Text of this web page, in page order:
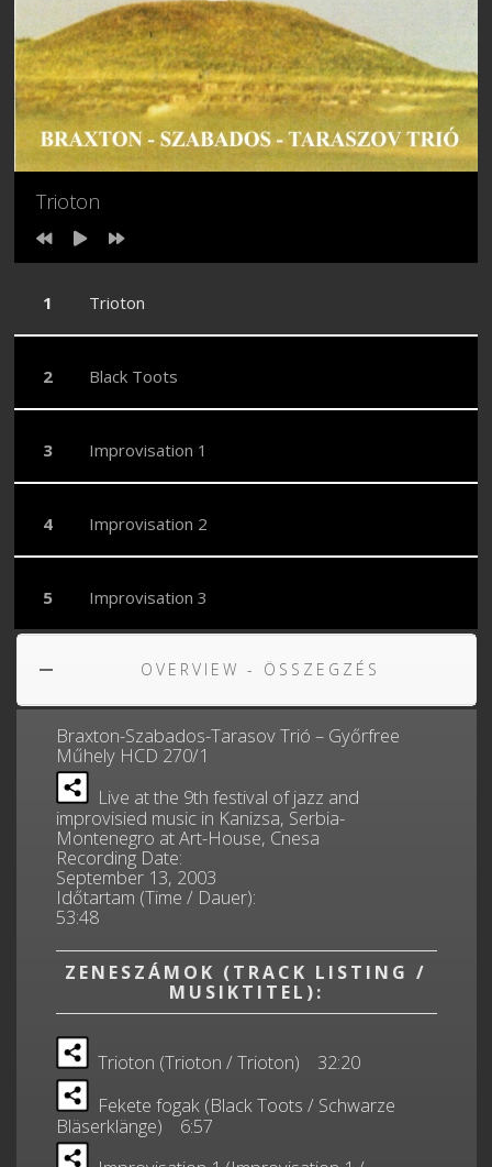
Trioton
Trioton
Black Toots
Improvisation 1
Improvisation 2
Improvisation 3
OVERVIEW - ÖSSZEGZÉS
Braxton-Szabados-Tarasov Trió – Győrfree
Műhely HCD 270/1
Live at the 9th festival of jazz and
improvisied music in Kanizsa, Serbia-
Montenegro at Art-House, Cnesa
Recording Date:
September 13, 2003
Időtartam (Time / Dauer):
53:48
ZENESZÁMOK (TRACK LISTING /
MUSIKTITEL):
Trioton (Trioton / Trioton) 32:20
Fekete fogak (Black Toots / Schwarze
Bläserklänge) 6:57